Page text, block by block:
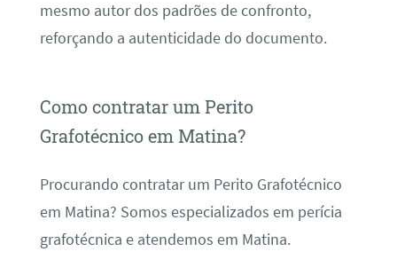
mesmo autor dos padrões de confronto,
reforçando a autenticidade do documento.
Como contratar um Perito
Grafotécnico em Matina?
Procurando contratar um Perito Grafotécnico
em Matina? Somos especializados em perícia
grafotécnica e atendemos em Matina.